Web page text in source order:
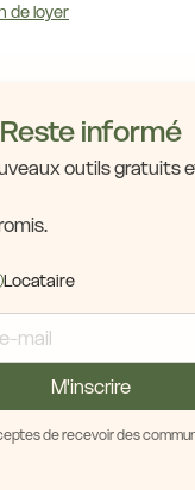
de loyer
Reste informé
outils gratuits
Locataire
M'inscrire
de recevoir des